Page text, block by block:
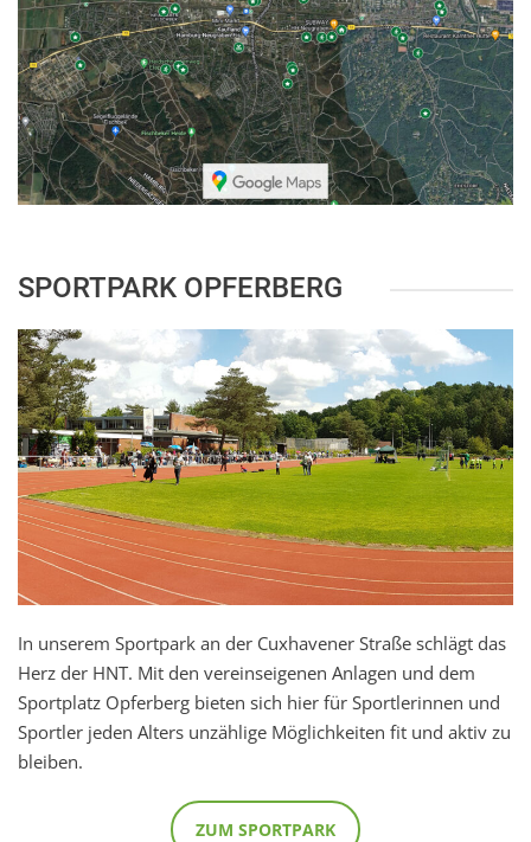
SPORTPARK OPFERBERG
In unserem Sportpark an der Cuxhavener Straße schlägt das
Herz der HNT. Mit den vereinseigenen Anlagen und dem
Sportplatz Opferberg bieten sich hier für Sportlerinnen und
Sportler jeden Alters unzählige Möglichkeiten fit und aktiv zu
bleiben.
ZUM SPORTPARK